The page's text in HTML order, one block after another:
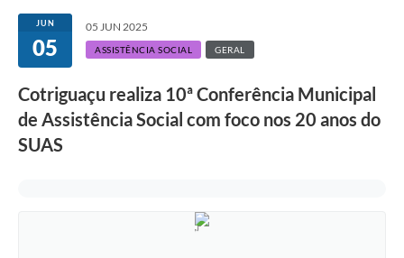
Notícias
Secretarias
Imprensa
JUN
05
05 JUN 2025
ASSISTÊNCIA SOCIAL GERAL
Cotriguaçu realiza 10ª Conferência Municipal
de Assistência Social com foco nos 20 anos do
SUAS